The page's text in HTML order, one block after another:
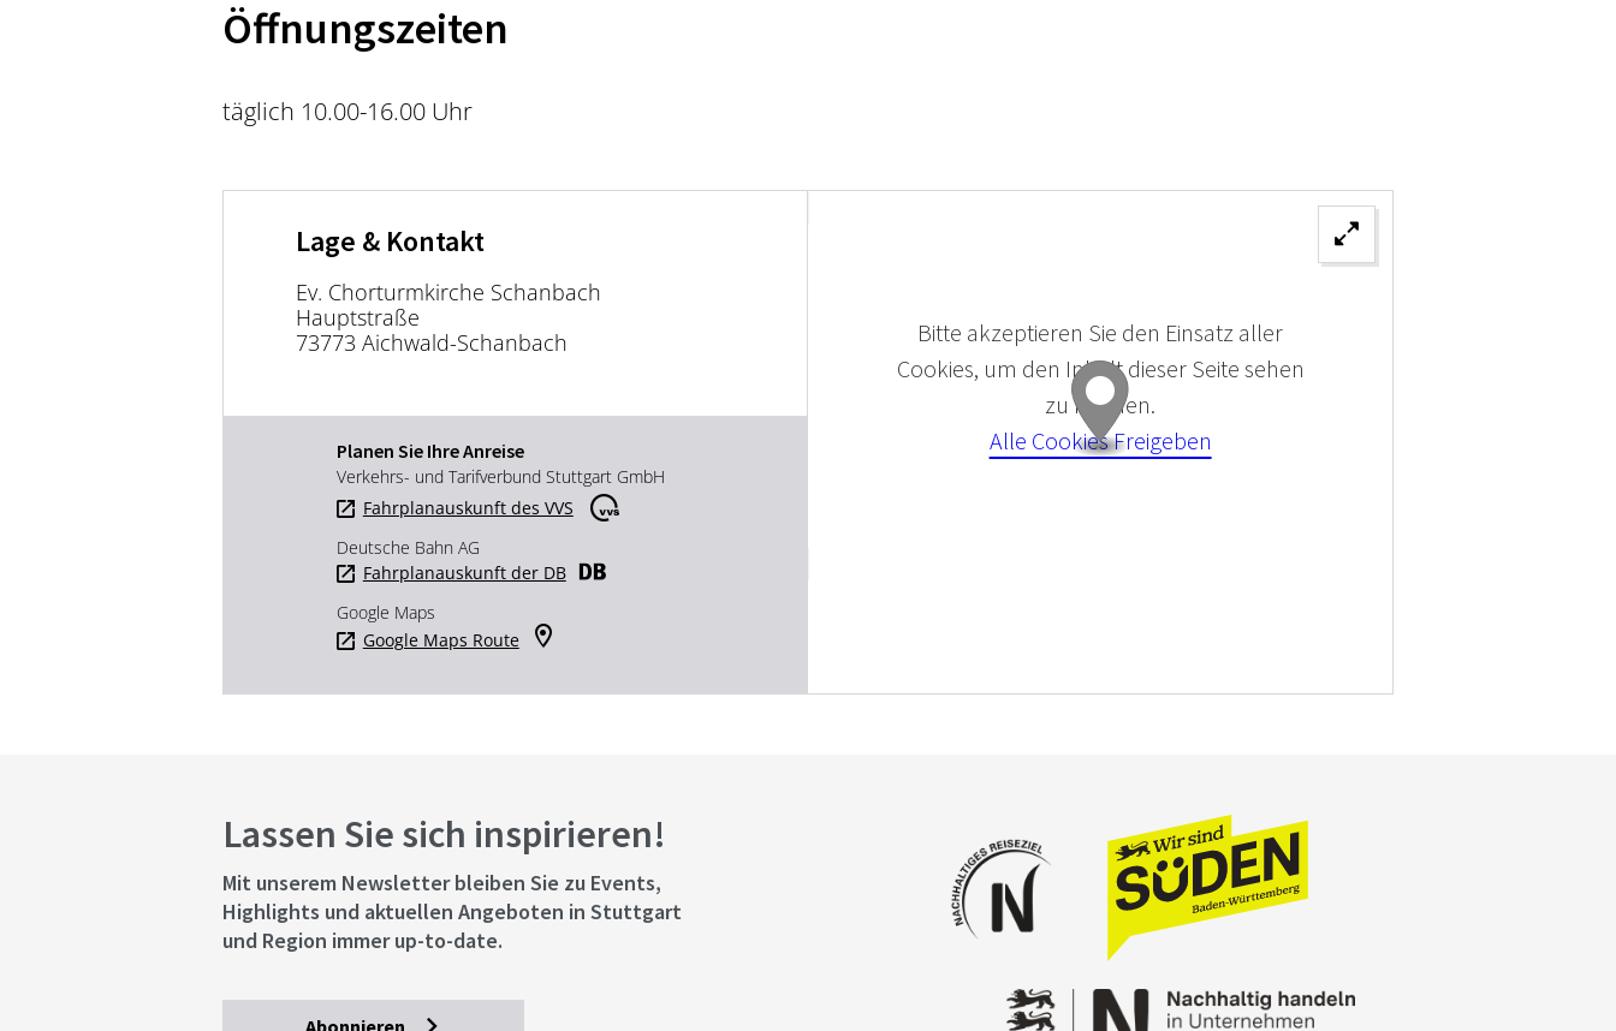
Öffnungszeiten
täglich 10.00-16.00 Uhr
Lage & Kontakt
Ev. Chorturmkirche Schanbach
Hauptstraße
73773 Aichwald-Schanbach
Planen Sie Ihre Anreise
Verkehrs- und Tarifverbund Stuttgart GmbH
Fahrplanauskunft des VVS
Deutsche Bahn AG
Fahrplanauskunft der DB
Google Maps
Google Maps Route
Bitte akzeptieren Sie den Einsatz aller
Cookies, um den Inhalt dieser Seite sehen
zu können.
Alle Cookies Freigeben
Lassen Sie sich inspirieren!
Mit unserem Newsletter bleiben Sie zu Events,
Highlights und aktuellen Angeboten in Stuttgart
und Region immer up-to-date.
Abonnieren